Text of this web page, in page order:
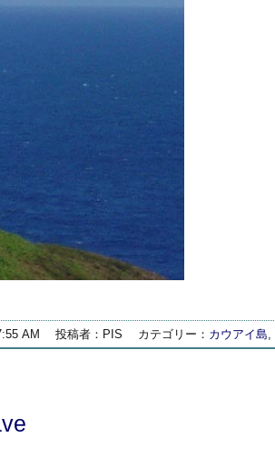
AM 投稿者：PIS カテゴリー： カウアイ島,